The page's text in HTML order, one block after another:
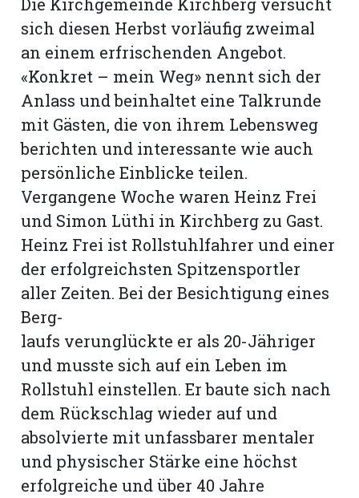
sich diesen Herbst vorläufig zweimal
an einem erfrischenden Angebot.
«Konkret – mein Weg» nennt sich der
Anlass und beinhaltet eine Talkrunde
mit Gästen, die von ihrem Lebensweg
berichten und interessante wie auch
persönliche Einblicke teilen.
Vergangene Woche waren Heinz Frei
und Simon Lüthi in Kirchberg zu Gast.
Heinz Frei ist Rollstuhlfahrer und einer
der erfolgreichsten Spitzensportler
aller Zeiten. Bei der Besichtigung eines
Berg-
laufs verunglückte er als 20-Jähriger
und musste sich auf ein Leben im
Rollstuhl einstellen. Er baute sich nach
dem Rückschlag wieder auf und
absolvierte mit unfassbarer mentaler
und physischer Stärke eine höchst
erfolgreiche und über 40 Jahre